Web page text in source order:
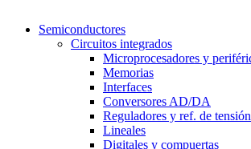
Semiconductores
Circuitos integrados
Microprocesadores y
Memorias
Interfaces
Conversores AD/DA
Reguladores y ref. de
Lineales
Digitales y compuertas